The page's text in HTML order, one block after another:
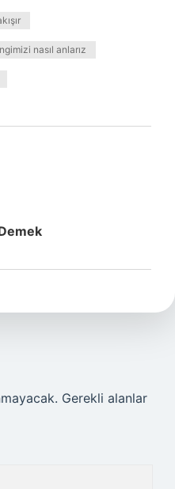
nasıl anlarız
Gerekli alanlar